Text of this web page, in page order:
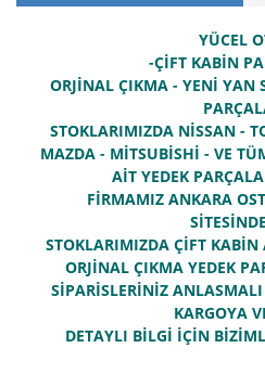
YÜCEL
-ÇİFT KABİN
ORJİNAL ÇIKMA - YENİ YAN
STOKLARIMIZDA NİSSAN -
MAZDA - MİTSUBİSHİ - VE
AİT YEDEK
FİRMAMIZ ANKARA
STOKLARIMIZDA ÇİFT
ORJİNAL ÇIKMA YEDEK
SİPARİSLERİNİZ
KARGOYA
DETAYLI BİLGİ İÇİN